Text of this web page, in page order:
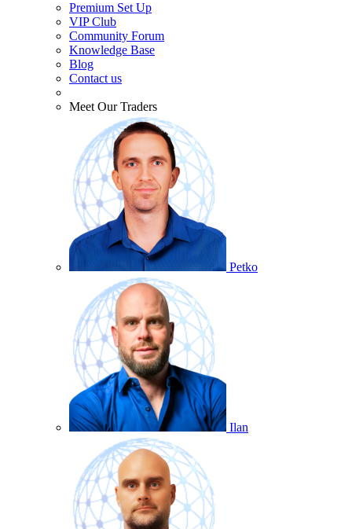
Premium Set Up
VIP Club
Community Forum
Knowledge Base
Blog
Contact us
Meet Our Traders
Petko
Ilan